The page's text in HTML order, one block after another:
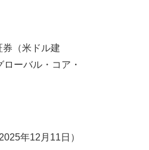
（米ドル建
ーバル・コア・
年12月11日）